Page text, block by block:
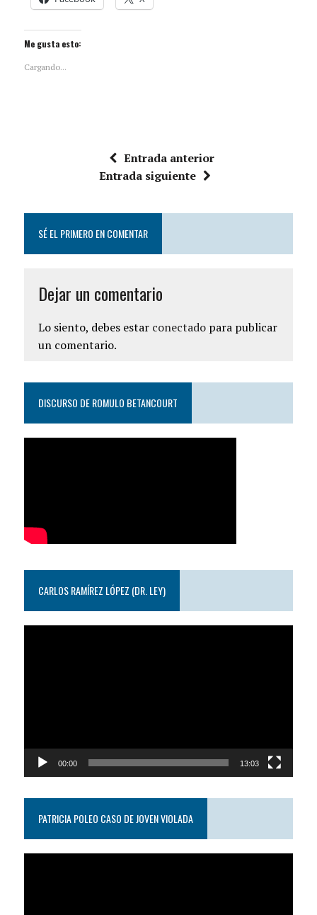
Me gusta esto:
Cargando...
Entrada anterior
Entrada siguiente
SÉ EL PRIMERO EN COMENTAR
Dejar un comentario
Lo siento, debes estar conectadopara publicar
un comentario.
DISCURSO DE ROMULO BETANCOURT
CARLOS RAMÍREZ LÓPEZ (DR. LEY)
00:00 13:03
PATRICIA POLEO CASO DE JOVEN VIOLADA